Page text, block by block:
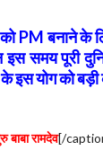
PM बनाने के
इस समय पूरी
इस योग को
बाबा रामदेव[/